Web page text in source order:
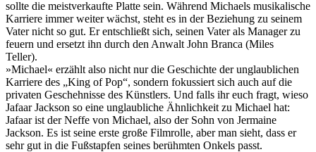
sollte die meistverkaufte Platte sein. Während Michaels musikalische
Karriere immer weiter wächst, steht es in der Beziehung zu seinem
Vater nicht so gut. Er entschließt sich, seinen Vater als Manager zu
feuern und ersetzt ihn durch den Anwalt John Branca (Miles
Teller).
»Michael« erzählt also nicht nur die Geschichte der unglaublichen
Karriere des „King of Pop“, sondern fokussiert sich auch auf die
privaten Geschehnisse des Künstlers. Und falls ihr euch fragt, wieso
Jafaar Jackson so eine unglaubliche Ähnlichkeit zu Michael hat:
Jafaar ist der Neffe von Michael, also der Sohn von Jermaine
Jackson. Es ist seine erste große Filmrolle, aber man sieht, dass er
sehr gut in die Fußstapfen seines berühmten Onkels passt.